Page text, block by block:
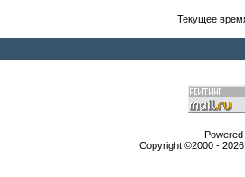
Текущее
Copyright ©2000 -